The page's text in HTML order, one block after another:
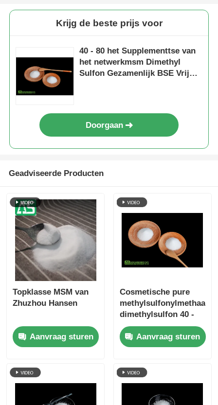
Krijg de beste prijs voor
40 - 80 het Supplementtse van
het netwerkmsm Dimethyl
Sulfon Gezamenlijk BSE Vrij
Doorgaan
Geadviseerde Producten
Topklasse MSM van
Zhuzhou Hansen
Aanvraag sturen
Cosmetische pure
methylsulfonylmethaan-
dimethylsulfon 40 -
80 mesh melaminevrij
Aanvraag sturen